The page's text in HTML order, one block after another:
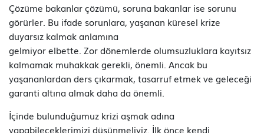
Çözüme bakanlar çözümü, soruna bakanlar ise sorunu
görürler. Bu ifade sorunlara, yaşanan küresel krize
duyarsız kalmak anlamına
gelmiyor elbette. Zor dönemlerde olumsuzluklara kayıtsız
kalmamak muhakkak gerekli, önemli. Ancak bu
yaşananlardan ders çıkarmak, tasarruf etmek ve geleceği
garanti altına almak daha da önemli.
İçinde bulunduğumuz krizi aşmak adına
yapabileceklerimizi düşünmeliyiz. İlk önce kendi